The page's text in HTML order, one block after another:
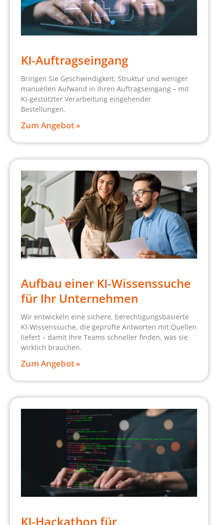
KI-Auftragseingang
Bringen Sie Geschwindigkeit, Struktur und weniger
manuellen Aufwand in Ihren Auftragseingang – mit
KI-gestützter Verarbeitung eingehender
Bestellungen.
Zum Angebot »
Aufbau einer KI-Wissenssuche
für Ihr Unternehmen
Wir entwickeln eine sichere, berechtigungsbasierte
KI-Wissenssuche, die geprüfte Antworten mit Quellen
liefert – damit Ihre Teams schneller finden, was sie
wirklich brauchen.
Zum Angebot »
KI-Hackathon für